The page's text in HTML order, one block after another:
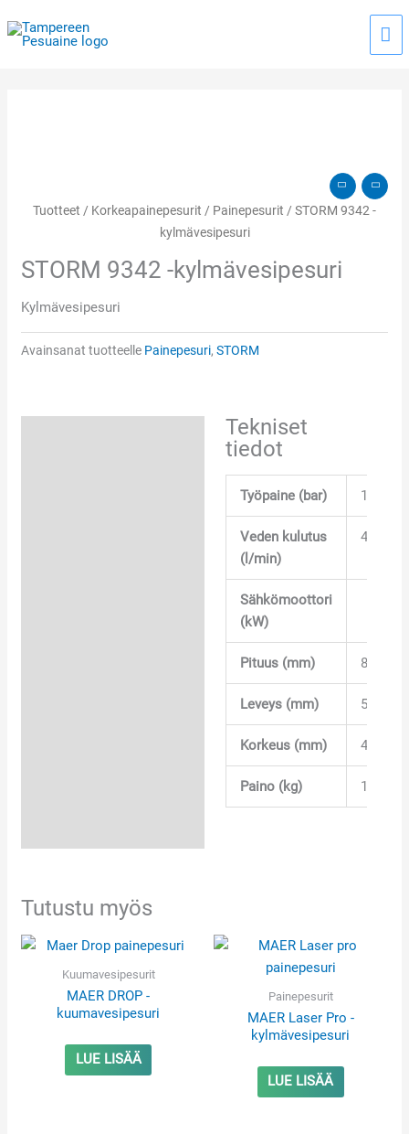
sisältöön
Tuotteet / Korkeapainepesurit / Painepesurit / STORM 9342 -
kylmävesipesuri
STORM 9342 -kylmävesipesuri
Kylmävesipesuri
Avainsanat tuotteelle Painepesuri,STORM
Tekniset
tiedot
Työpaine (bar) 150
Veden kulutus
(l/min)
42
Sähkömoottori
(kW)
Pituus (mm) 850
Leveys (mm) 500
Korkeus (mm) 430
Paino (kg) 100
Tutustu myös
Kuumavesipesurit
MAER DROP -
kuumavesipesuri
LUE LISÄÄ
Painepesurit
MAER Laser Pro -
kylmävesipesuri
LUE LISÄÄ